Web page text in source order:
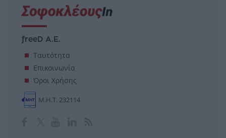
freeD Α.Ε.
Ταυτότητα
Επικοινωνία
Όροι Χρήσης
Μ.Η.Τ. 232114